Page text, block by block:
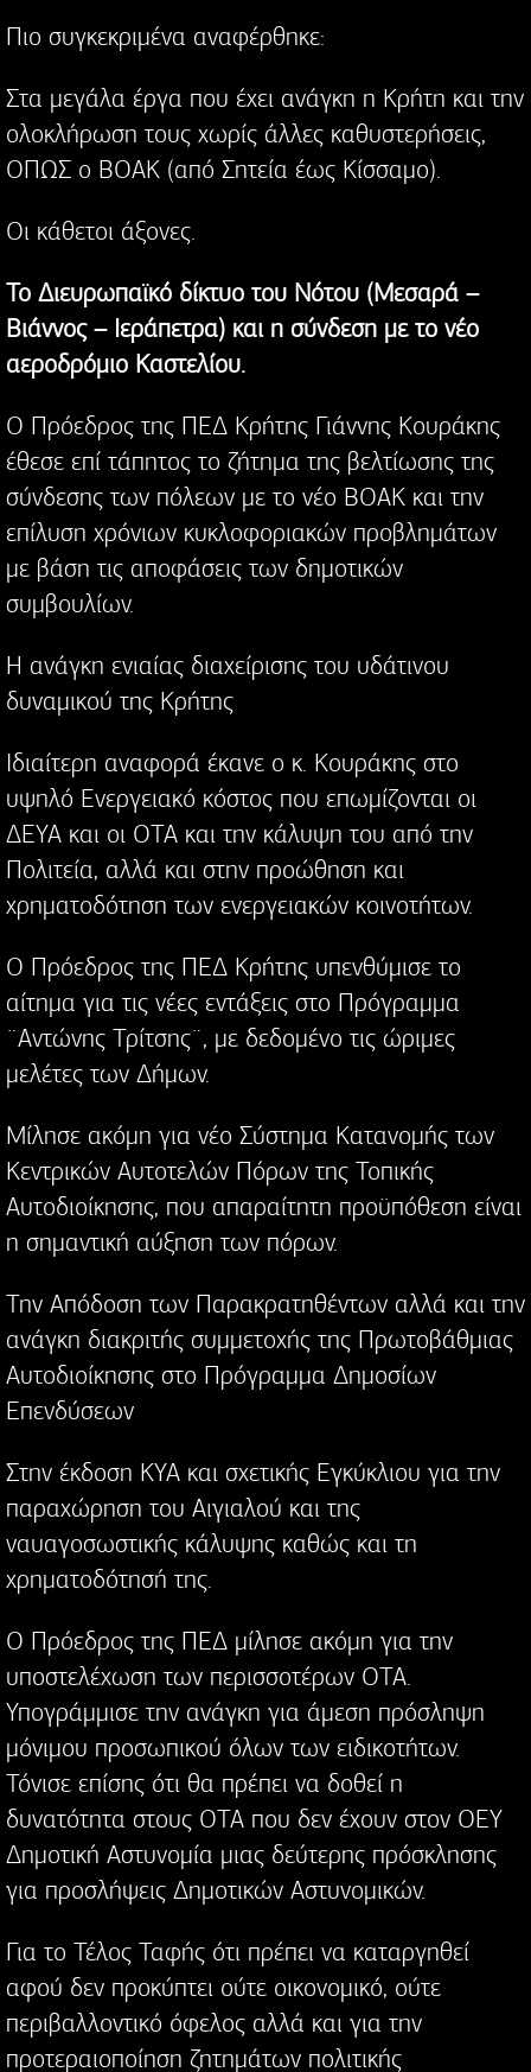
Πιο συγκεκριμένα αναφέρθηκε:
Στα μεγάλα έργα που έχει ανάγκη η Κρήτη και την
ολοκλήρωση τους χωρίς άλλες καθυστερήσεις,
ΟΠΩΣ ο ΒΟΑΚ (από Σητεία έως Κίσσαμο).
Οι κάθετοι άξονες.
Το Διευρωπαϊκό δίκτυο του Νότου (Μεσαρά –
Βιάννος – Ιεράπετρα) και η σύνδεση με το νέο
αεροδρόμιο Καστελίου.
Ο Πρόεδρος της ΠΕΔ Κρήτης Γιάννης Κουράκης
έθεσε επί τάπητος το ζήτημα της βελτίωσης της
σύνδεσης των πόλεων με το νέο ΒΟΑΚ και την
επίλυση χρόνιων κυκλοφοριακών προβλημάτων
με βάση τις αποφάσεις των δημοτικών
συμβουλίων.
Η ανάγκη ενιαίας διαχείρισης του υδάτινου
δυναμικού της Κρήτης
Ιδιαίτερη αναφορά έκανε ο κ. Κουράκης στο
υψηλό Ενεργειακό κόστος που επωμίζονται οι
ΔΕΥΑ και οι ΟΤΑ και την κάλυψη του από την
Πολιτεία, αλλά και στην προώθηση και
χρηματοδότηση των ενεργειακών κοινοτήτων.
Ο Πρόεδρος της ΠΕΔ Κρήτης υπενθύμισε το
αίτημα για τις νέες εντάξεις στο Πρόγραμμα
¨Αντώνης Τρίτσης¨, με δεδομένο τις ώριμες
μελέτες των Δήμων.
Μίλησε ακόμη για νέο Σύστημα Κατανομής των
Κεντρικών Αυτοτελών Πόρων της Τοπικής
Αυτοδιοίκησης, που απαραίτητη προϋπόθεση είναι
η σημαντική αύξηση των πόρων.
Την Απόδοση των Παρακρατηθέντων αλλά και την
ανάγκη διακριτής συμμετοχής της Πρωτοβάθμιας
Αυτοδιοίκησης στο Πρόγραμμα Δημοσίων
Επενδύσεων
Στην έκδοση ΚΥΑ και σχετικής Εγκύκλιου για την
παραχώρηση του Αιγιαλού και της
ναυαγοσωστικής κάλυψης καθώς και τη
χρηματοδότησή της.
Ο Πρόεδρος της ΠΕΔ μίλησε ακόμη για την
υποστελέχωση των περισσοτέρων ΟΤΑ.
Υπογράμμισε την ανάγκη για άμεση πρόσληψη
μόνιμου προσωπικού όλων των ειδικοτήτων.
Τόνισε επίσης ότι θα πρέπει να δοθεί η
δυνατότητα στους ΟΤΑ που δεν έχουν στον ΟΕΥ
Δημοτική Αστυνομία μιας δεύτερης πρόσκλησης
για προσλήψεις Δημοτικών Αστυνομικών.
Για το Τέλος Ταφής ότι πρέπει να καταργηθεί
αφού δεν προκύπτει ούτε οικονομικό, ούτε
περιβαλλοντικό όφελος αλλά και για την
προτεραιοποίηση ζητημάτων πολιτικής